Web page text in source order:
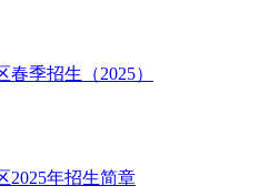
季招生（2025）
2025年招生简章